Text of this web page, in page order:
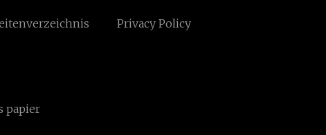
Privacy Policy
papier